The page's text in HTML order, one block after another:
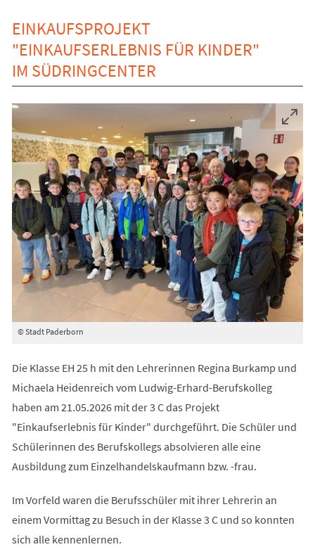
EINKAUFSPROJEKT
"EINKAUFSERLEBNIS FÜR KINDER"
IM SÜDRINGCENTER
© Stadt Paderborn
Die Klasse EH 25 h mit den Lehrerinnen Regina Burkamp und
Michaela Heidenreich vom Ludwig-Erhard-Berufskolleg
haben am 21.05.2026 mit der 3 C das Projekt
"Einkaufserlebnis für Kinder" durchgeführt. Die Schüler und
Schülerinnen des Berufskollegs absolvieren alle eine
Ausbildung zum Einzelhandelskaufmann bzw. -frau.
Im Vorfeld waren die Berufsschüler mit ihrer Lehrerin an
einem Vormittag zu Besuch in der Klasse 3 C und so konnten
sich alle kennenlernen.